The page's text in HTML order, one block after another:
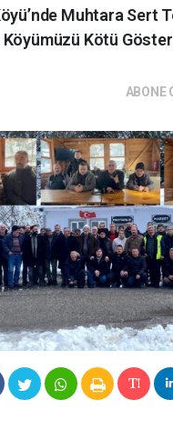
Muhtara Sert
Köyümüzü Kötü
ABONE